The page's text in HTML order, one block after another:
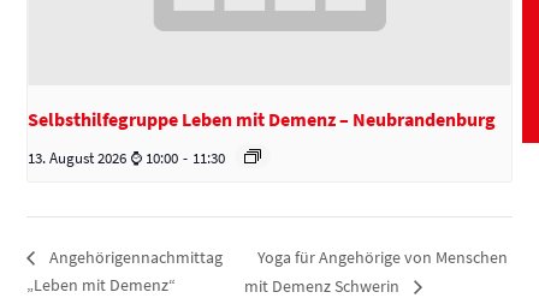
Selbsthilfegruppe Leben mit Demenz – Neubrandenburg
13. August 2026 ⌚ 10:00 - 11:30
Angehörigennachmittag
„Leben mit Demenz“
Yoga für Angehörige von Menschen
mit Demenz Schwerin